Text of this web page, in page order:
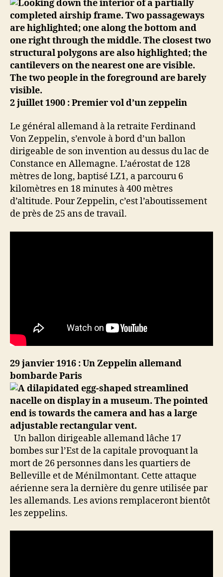
2 juillet 1900 : Premier vol d’un zeppelin
Le général allemand à la retraite Ferdinand
Von Zeppelin, s’envole à bord d’un ballon
dirigeable de son invention au dessus du lac de
Constance en Allemagne. L’aérostat de 128
mètres de long, baptisé LZ1, a parcouru 6
kilomètres en 18 minutes à 400 mètres
d’altitude. Pour Zeppelin, c’est l’aboutissement
de près de 25 ans de travail.
29 janvier 1916 : Un Zeppelin allemand
bombarde Paris
Un ballon dirigeable allemand lâche 17
bombes sur l’Est de la capitale provoquant la
mort de 26 personnes dans les quartiers de
Belleville et de Ménilmontant. Cette attaque
aérienne sera la dernière du genre utilisée par
les allemands. Les avions remplaceront bientôt
les zeppelins.